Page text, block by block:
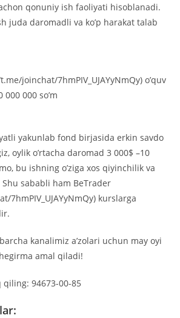
qonuniy ish faoliyati hisoblanadi.
juda daromadli va ko’p harakat talab
joinchat/7hmPIV_UJAYyNmQy) o’quv
000 so’m
yakunlab fond birjasida erkin savdo
oylik o’rtacha daromad 3 000$ –10
bu ishning o’ziga xos qiyinchilik va
Shu sababli ham BeTrader
7hmPIV_UJAYyNmQy) kurslarga
kanalimiz a’zolari uchun may oyi
amal qiladi!
qiling: 94673-00-85